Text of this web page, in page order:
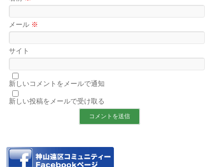
メール ※
サイト
新しいコメントをメールで通知
新しい投稿をメールで受け取る